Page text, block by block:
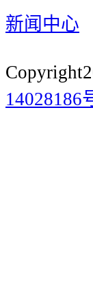
新闻中心
14028186